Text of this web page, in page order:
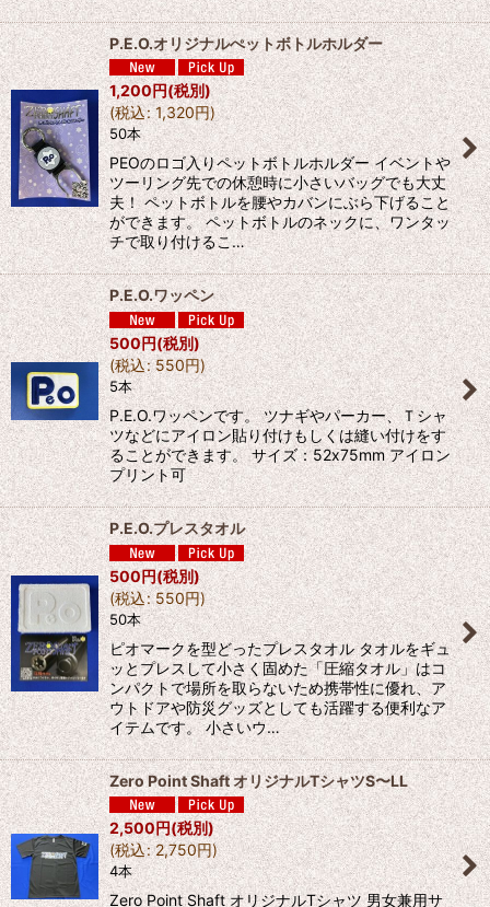
P.E.O.オリジナルぺットボトルホルダー
1,200円(税別)
(税込: 1,320円)
50本
PEOのロゴ入りペットボトルホルダー イベントや
ツーリング先での休憩時に小さいバッグでも大丈
夫！ ペットボトルを腰やカバンにぶら下げること
ができます。 ペットボトルのネックに、ワンタッ
チで取り付けるこ…
P.E.O.ワッペン
500円(税別)
(税込: 550円)
5本
P.E.O.ワッペンです。 ツナギやパーカー、Ｔシャ
ツなどにアイロン貼り付けもしくは縫い付けをす
ることができます。 サイズ：52x75mm アイロン
プリント可
P.E.O.プレスタオル
500円(税別)
(税込: 550円)
50本
ピオマークを型どったプレスタオル タオルをギュ
ッとプレスして小さく固めた「圧縮タオル」はコ
ンパクトで場所を取らないため携帯性に優れ、ア
ウトドアや防災グッズとしても活躍する便利なア
イテムです。 小さいウ…
Zero Point Shaft オリジナルTシャツS〜LL
2,500円(税別)
(税込: 2,750円)
4本
Zero Point Shaft オリジナルTシャツ 男女兼用サ